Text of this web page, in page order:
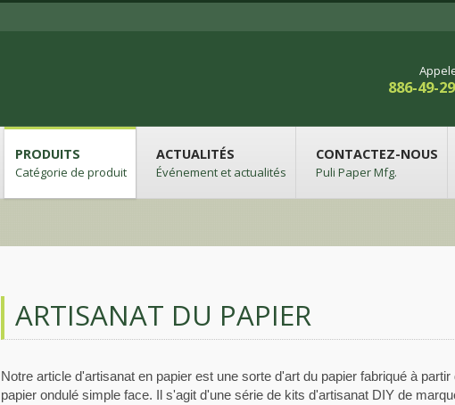
886-49-
PRODUITS
Catégorie de produit
ACTUALITÉS
Événement et actualités
CONTACTEZ-NOUS
Puli Paper Mfg.
ARTISANAT DU PAPIER
Notre article d'artisanat en papier est une sorte d'art du papier fabriqué à partir
papier ondulé simple face. Il s'agit d'une série de kits d'artisanat DIY de